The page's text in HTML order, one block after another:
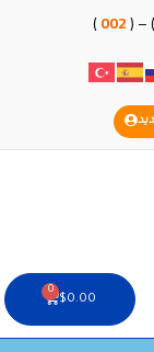
) – (
002
)
$0.00
0
Cart